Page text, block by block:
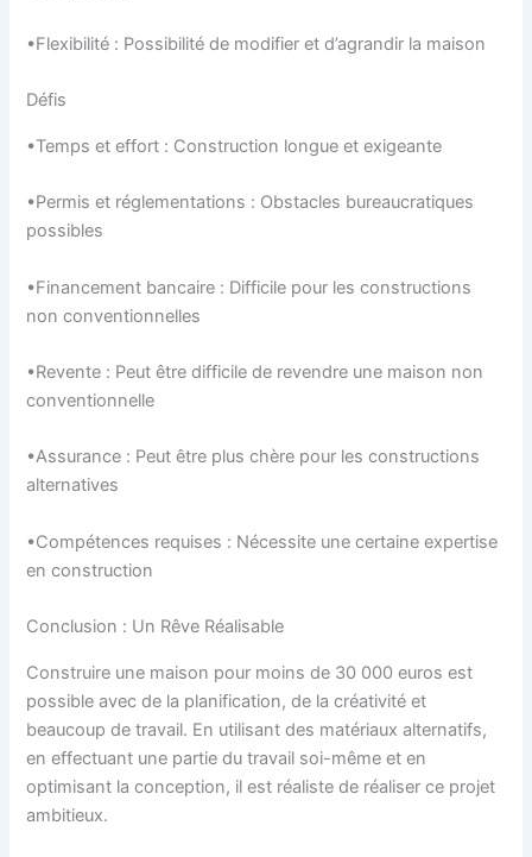
•Flexibilité : Possibilité de modifier et d’agrandir la maison
Défis
•Temps et effort : Construction longue et exigeante
•Permis et réglementations : Obstacles bureaucratiques
possibles
•Financement bancaire : Difficile pour les constructions
non conventionnelles
•Revente : Peut être difficile de revendre une maison non
conventionnelle
•Assurance : Peut être plus chère pour les constructions
alternatives
•Compétences requises : Nécessite une certaine expertise
en construction
Conclusion : Un Rêve Réalisable
Construire une maison pour moins de 30 000 euros est
possible avec de la planification, de la créativité et
beaucoup de travail. En utilisant des matériaux alternatifs,
en effectuant une partie du travail soi-même et en
optimisant la conception, il est réaliste de réaliser ce projet
ambitieux.